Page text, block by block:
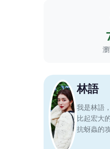
林語
我是林語
比起宏大
抗蚜蟲的